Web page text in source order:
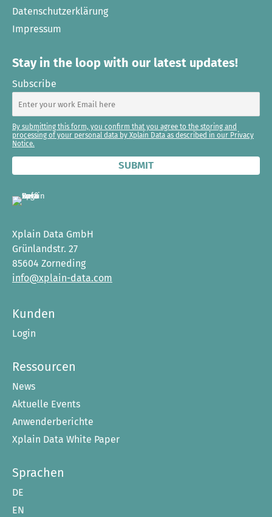
Datenschutzerklärung
Impressum
Stay in the loop with our latest updates!
Subscribe
By submitting this form, you confirm that you agree to the storing and
processing of your personal data by Xplain Data as described in our Privacy
Notice.
Xplain Data GmbH
Grünlandstr. 27
85604 Zorneding
info@xplain-data.com
Kunden
Login
Ressourcen
News
Aktuelle Events
Anwenderberichte
Xplain Data White Paper
Sprachen
DE
EN